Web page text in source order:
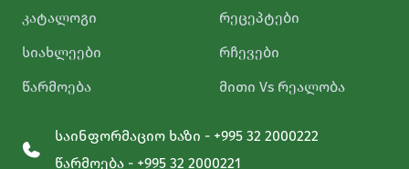
სასურველ კონსისტენციამდე. გადაიტანეთ
შედგით მაცივარში. სუფრასთან მიიტანეთ ცივი
ერთად.
უყვართ:)
კატალოგი
სიახლეები
წარმოება
რეცეპტები
რჩევები
მითი Vs რეალობა
საინფორმაციო ხაზი - +995 32 2000222
წარმოება - +995 32 2000221